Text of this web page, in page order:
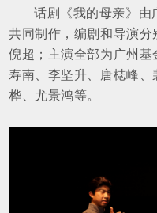
话剧《我的母亲》由
共同制作，编剧和导演
倪超；主演全部为广州
寿南、李坚升、唐梽峰
桦、尤景鸿等。